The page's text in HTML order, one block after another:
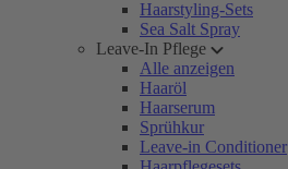
Haarstyling-Sets
Sea Salt Spray
Leave-In Pflege
Alle anzeigen
Haaröl
Haarserum
Sprühkur
Leave-in Conditioner